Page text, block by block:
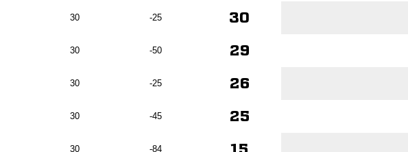
30 -25 30
30 -50 29
30 -25 26
30 -45 25
30 -84